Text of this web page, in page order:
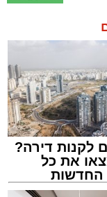
לקנות דירה?
את כל
החדשות
באשדוד >>>